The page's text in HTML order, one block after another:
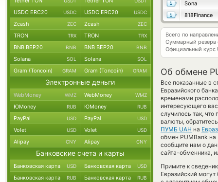
Sona
818Finance
Всего по
Суммарный резерв
Официальный курс
Об обмене
Все показанные в
Евразийского
временами
интересующего
случилось так,
валюты,
ПУМБ UAH на
обмен PUMBank на
сообщите нам о
сайта-обменника,
Примите к
Евразийский
USDC ERC20 USDC USDC ERC20 USDC
Zcash ZEC Zcash ZEC
TRON TRX TRON TRX
BNB BEP20 BNB BNB BEP20 BNB
Solana SOL Solana SOL
Gram (Toncoin) GRAM Gram (Toncoin) GRAM
Электронные деньги
WebMoney WMZ WebMoney WMZ
ЮMoney RUB ЮMoney RUB
PayPal USD PayPal USD
Volet USD Volet USD
Alipay CNY Alipay CNY
Банковские счета и карты
Банковская карта USD Банковская карта USD
Банковская карта RUB Банковская карта RUB